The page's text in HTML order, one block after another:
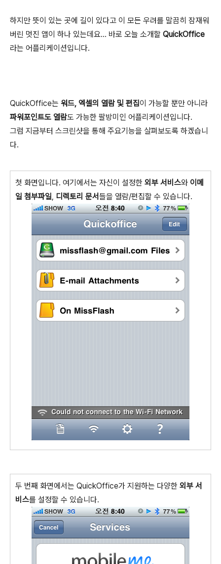
하지만 뜻이 있는 곳에 길이 있다고 이 모든 우려를 말끔히 잠재워
버린 멋진 앱이 하나 있는데요... 바로 오늘 소개할 QuickOffice
라는 어플리케이션입니다.
QuickOffice는 워드, 엑셀의 열람 및 편집 이 가능할 뿐만 아니라
파워포인트도 열람도 가능한 팔방미인 어플리케이션입니다.
그럼 지금부터 스크린샷을 통해 주요기능을 살펴보도록 하겠습니
다.
첫 화면입니다. 여기에서는 자신이 설정한 외부 서비스와 이메
일 첨부파일, 디렉토리 문서들을 열람/편집할 수 있습니다.
두 번째 화면에서는 QuickOffice가 지원하는 다양한 외부 서
비스를 설정할 수 있습니다.